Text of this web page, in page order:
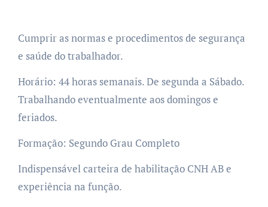
Cumprir as normas e procedimentos de segurança
e saúde do trabalhador.
Horário: 44 horas semanais. De segunda a Sábado.
Trabalhando eventualmente aos domingos e
feriados.
Formação: Segundo Grau Completo
Indispensável carteira de habilitação CNH AB e
experiência na função.